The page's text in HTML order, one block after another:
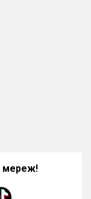
мереж!